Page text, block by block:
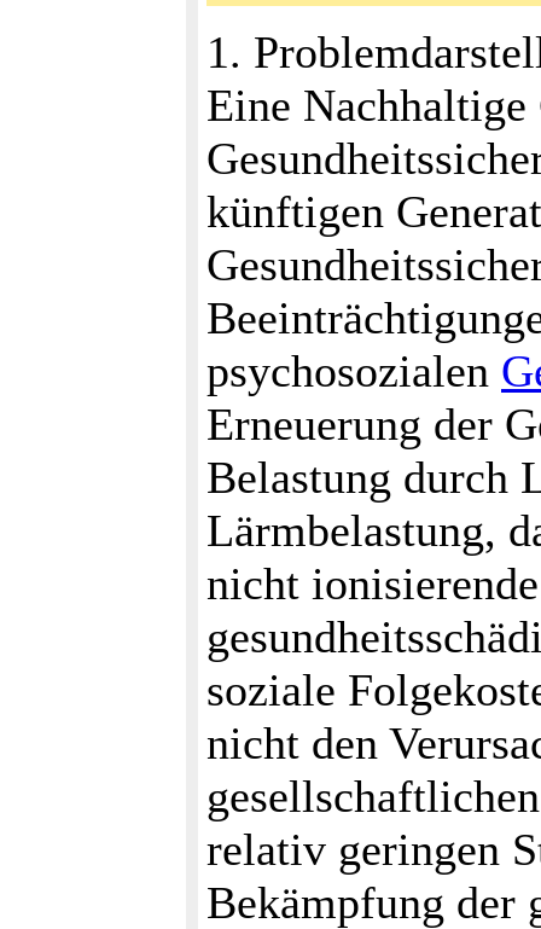
1.
Eine
künftigen
psychosozialen
Erneuerung der
Belastung durch
Lärmbelastung,
nicht
soziale
nicht den
relativ geringen
Bekämpfung der